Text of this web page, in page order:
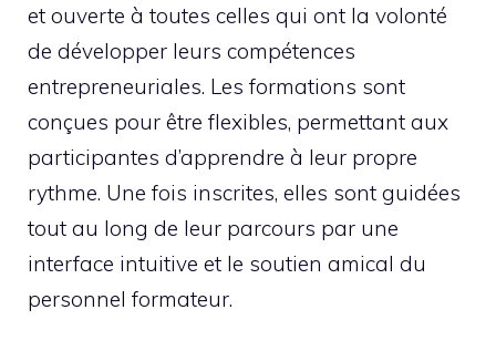
et ouverte à toutes celles qui ont la volonté
de développer leurs compétences
entrepreneuriales. Les formations sont
conçues pour être flexibles, permettant aux
participantes d’apprendre à leur propre
rythme. Une fois inscrites, elles sont guidées
tout au long de leur parcours par une
interface intuitive et le soutien amical du
personnel formateur.